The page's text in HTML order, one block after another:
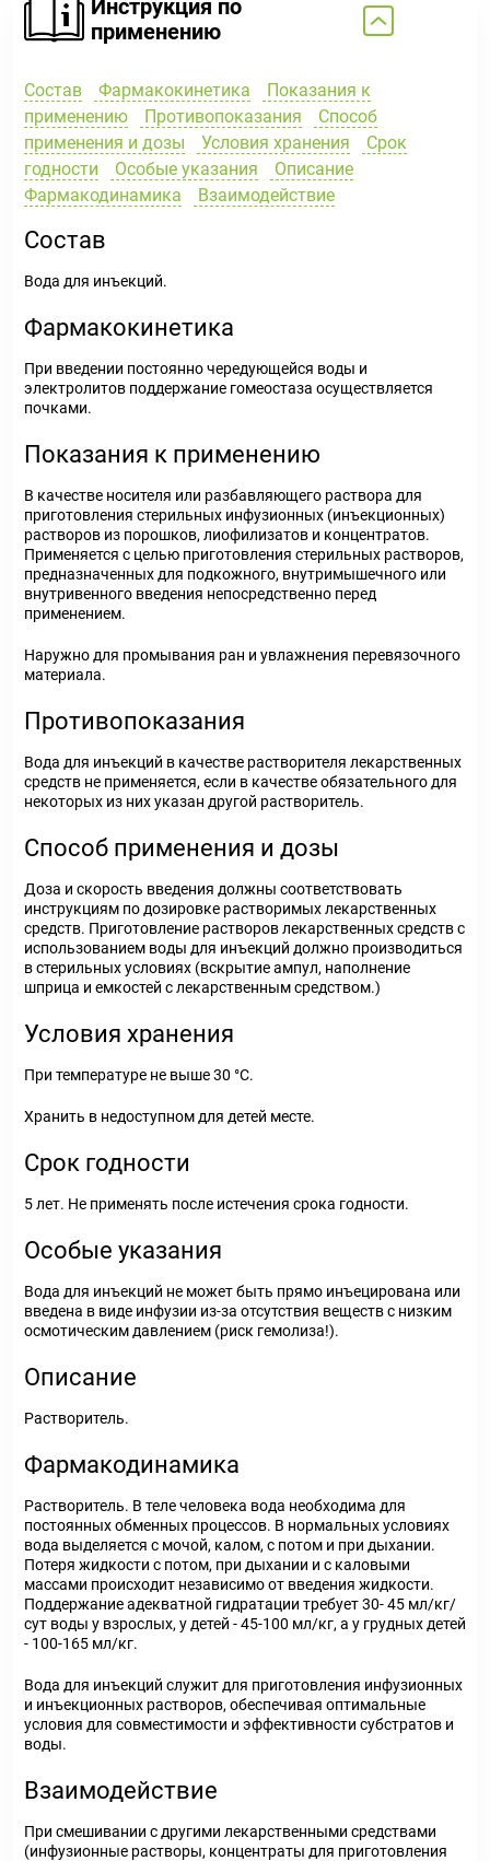
Инструкция по
применению
Состав Фармакокинетика
Показания к
применению
Противопоказания
Способ
применения и дозы
Условия хранения
Срок
годности
Особые указания
Описание
Фармакодинамика
Взаимодействие
Состав
Вода для инъекций.
Фармакокинетика
При введении постоянно чередующейся воды и
электролитов поддержание гомеостаза осуществляется
почками.
Показания к применению
В качестве носителя или разбавляющего раствора для
приготовления стерильных инфузионных (инъекционных)
растворов из порошков, лиофилизатов и концентратов.
Применяется с целью приготовления стерильных растворов,
предназначенных для подкожного, внутримышечного или
внутривенного введения непосредственно перед
применением.
Наружно для промывания ран и увлажнения перевязочного
материала.
Противопоказания
Вода для инъекций в качестве растворителя лекарственных
средств не применяется, если в качестве обязательного для
некоторых из них указан другой растворитель.
Способ применения и дозы
Доза и скорость введения должны соответствовать
инструкциям по дозировке растворимых лекарственных
средств. Приготовление растворов лекарственных средств с
использованием воды для инъекций должно производиться
в стерильных условиях (вскрытие ампул, наполнение
шприца и емкостей с лекарственным средством.)
Условия хранения
При температуре не выше 30 °С.
Хранить в недоступном для детей месте.
Срок годности
5 лет. Не применять после истечения срока годности.
Особые указания
Вода для инъекций не может быть прямо инъецирована или
введена в виде инфузии из-за отсутствия веществ с низким
осмотическим давлением (риск гемолиза!).
Описание
Растворитель.
Фармакодинамика
Растворитель. В теле человека вода необходима для
постоянных обменных процессов. В нормальных условиях
вода выделяется с мочой, калом, с потом и при дыхании.
Потеря жидкости с потом, при дыхании и с каловыми
массами происходит независимо от введения жидкости.
Поддержание адекватной гидратации требует 30- 45 мл/кг/
сут воды у взрослых, у детей - 45-100 мл/кг, а у грудных детей
- 100-165 мл/кг.
Вода для инъекций служит для приготовления инфузионных
и инъекционных растворов, обеспечивая оптимальные
условия для совместимости и эффективности субстратов и
воды.
Взаимодействие
При смешивании с другими лекарственными средствами
(инфузионные растворы, концентраты для приготовления